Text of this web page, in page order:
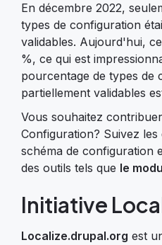
En décembre 2022,
types de configuration
validables. Aujourd'hui,
%, ce qui est
pourcentage de types de
partiellement validables
Vous souhaitez
Configuration? Suivez
schéma de configuration
des outils tels que le
Initiative
Localize.drupal.org est